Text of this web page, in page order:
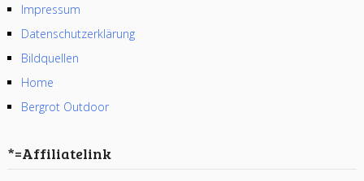
Impressum
Datenschutzerklärung
Bildquellen
Home
Bergrot Outdoor
*=Affiliatelink